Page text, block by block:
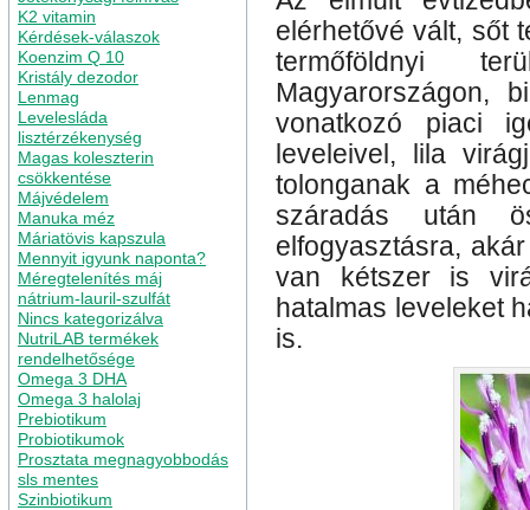
K2 vitamin
Kérdések-válaszok
Koenzim Q 10
Kristály dezodor
Lenmag
Levelesláda
lisztérzékenység
Magas koleszterin
csökkentése
Májvédelem
Manuka méz
Máriatövis kapszula
Mennyit igyunk naponta?
Méregtelenítés máj
nátrium-lauril-szulfát
Nincs kategorizálva
NutriLAB termékek
rendelhetősége
Omega 3 DHA
Omega 3 halolaj
Prebiotikum
Probiotikumok
Prosztata megnagyobbodás
sls mentes
Szinbiotikum
elérhetővé vált, sőt
termőföldnyi
Magyarországon,
vonatkozó piaci
leveleivel, lila
tolonganak a
száradás után
elfogyasztásra,
van kétszer is
hatalmas leveleket
is.